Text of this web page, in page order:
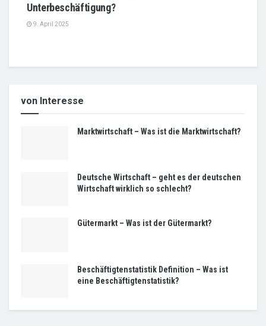
Unterbeschäftigung?
9. April 2025
von Interesse
Marktwirtschaft – Was ist die Marktwirtschaft?
Deutsche Wirtschaft – geht es der deutschen
Wirtschaft wirklich so schlecht?
Gütermarkt – Was ist der Gütermarkt?
Beschäftigtenstatistik Definition – Was ist
eine Beschäftigtenstatistik?